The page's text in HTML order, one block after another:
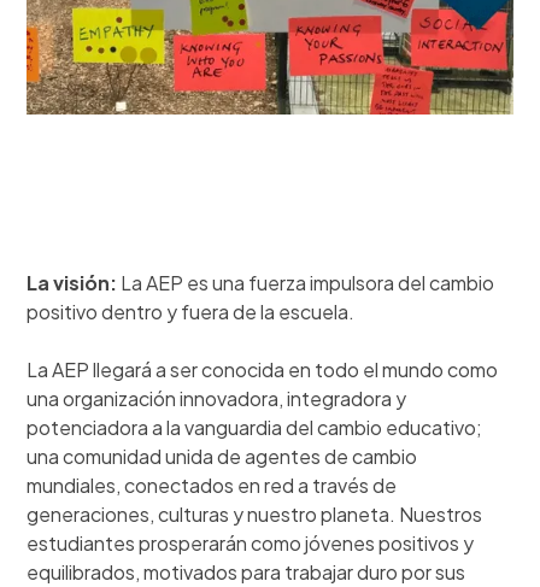
La visión: La AEP es una fuerza impulsora del cambio
positivo dentro y fuera de la escuela.
La AEP llegará a ser conocida en todo el mundo como
una organización innovadora, integradora y
potenciadora a la vanguardia del cambio educativo;
una comunidad unida de agentes de cambio
mundiales, conectados en red a través de
generaciones, culturas y nuestro planeta. Nuestros
estudiantes prosperarán como jóvenes positivos y
equilibrados, motivados para trabajar duro por sus